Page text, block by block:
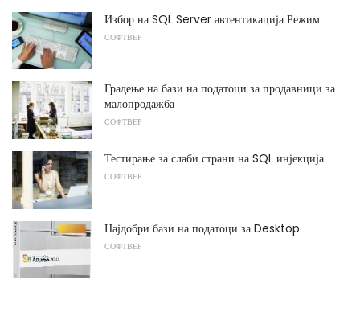
Избор на SQL Server автентикација Режим
СОФТВЕР
Градење на бази на податоци за продавници за
малопродажба
СОФТВЕР
Тестирање за слаби страни на SQL инјекција
СОФТВЕР
Најдобри бази на податоци за Desktop
СОФТВЕР